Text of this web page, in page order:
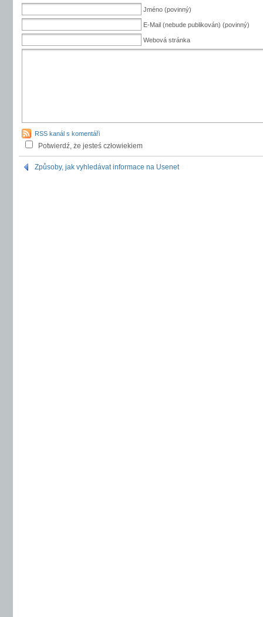
Jméno (povinný)
E-Mail (nebude publikován) (povinný)
Webová stránka
RSS kanál s komentáři
Potwierdź, że jesteś człowiekiem
Způsoby, jak vyhledávat informace na Usenet